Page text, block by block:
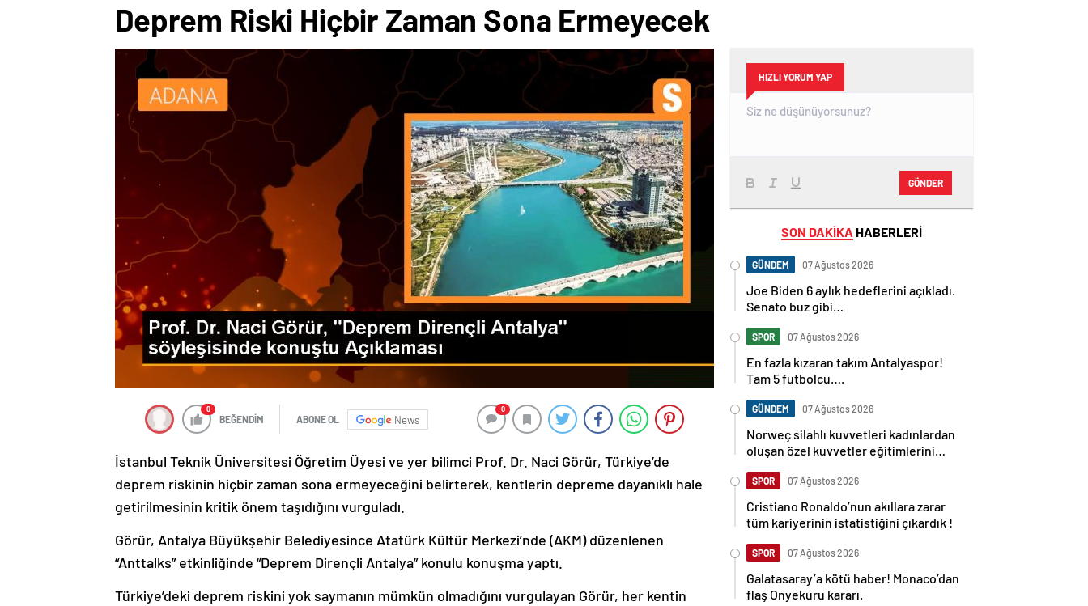
Deprem Riski Hiçbir Zaman Sona Ermeyecek
0
BEĞENDİM ABONE OL News
0
İstanbul Teknik Üniversitesi Öğretim Üyesi ve yer bilimci Prof. Dr. Naci Görür, Türkiye’de
deprem riskinin hiçbir zaman sona ermeyeceğini belirterek, kentlerin depreme dayanıklı hale
getirilmesinin kritik önem taşıdığını vurguladı.
Görür, Antalya Büyükşehir Belediyesince Atatürk Kültür Merkezi’nde (AKM) düzenlenen
“Anttalks” etkinliğinde “Deprem Dirençli Antalya” konulu konuşma yaptı.
Türkiye’deki deprem riskini yok saymanın mümkün olmadığını vurgulayan Görür, her kentin
HIZLI YORUM YAP
GÖNDER
SON DAKİKA HABERLERİ
GÜNDEM 07 Ağustos 2026
Joe Biden 6 aylık hedeflerini açıkladı.
Senato buz gibi…
SPOR 07 Ağustos 2026
En fazla kızaran takım Antalyaspor!
Tam 5 futbolcu….
GÜNDEM 07 Ağustos 2026
Norweç silahlı kuvvetleri kadınlardan
oluşan özel kuvvetler eğitimlerini
SPOR 07 Ağustos 2026
Cristiano Ronaldo’nun akıllara zarar
tüm kariyerinin istatistiğini çıkardık !
SPOR 07 Ağustos 2026
Galatasaray’a kötü haber! Monaco’dan
flaş Onyekuru kararı.